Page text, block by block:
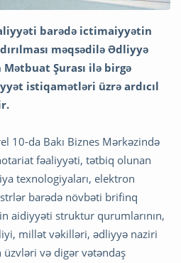
barədə ictimaiyyətin
məqsədilə Ədliyyə
Şurası ilə birgə
istiqamətləri üzrə ardıcıl
10-da Bakı Biznes Mərkəzində
fəaliyyəti, tətbiq olunan
texnologiyaları, elektron
barədə növbəti brifinq
aidiyyəti struktur qurumlarının,
millət vəkilləri, ədliyyə naziri
və digər vətəndaş